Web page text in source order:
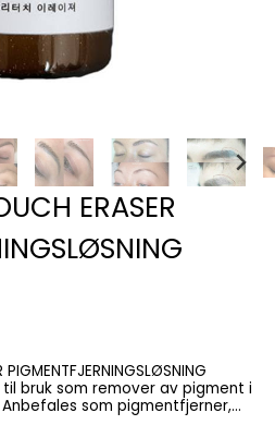
ERASER
bruk som remover av pigment i
som pigmentfjerner,
underveis i PMU-